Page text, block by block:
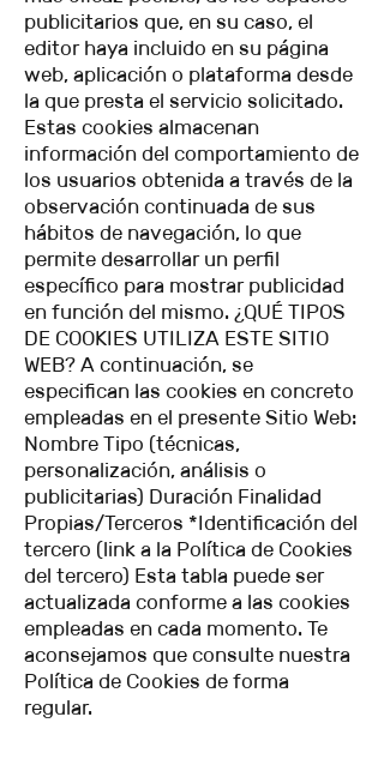
publicitarios que, en su caso, el
editor haya incluido en su página
web, aplicación o plataforma desde
la que presta el servicio solicitado.
Estas cookies almacenan
información del comportamiento de
los usuarios obtenida a través de la
observación continuada de sus
hábitos de navegación, lo que
permite desarrollar un perfil
específico para mostrar publicidad
en función del mismo. ¿QUÉ TIPOS
DE COOKIES UTILIZA ESTE SITIO
WEB? A continuación, se
especifican las cookies en concreto
empleadas en el presente Sitio Web:
Nombre Tipo (técnicas,
personalización, análisis o
publicitarias) Duración Finalidad
Propias/Terceros *Identificación del
tercero (link a la Política de Cookies
del tercero) Esta tabla puede ser
actualizada conforme a las cookies
empleadas en cada momento. Te
aconsejamos que consulte nuestra
Política de Cookies de forma
regular.